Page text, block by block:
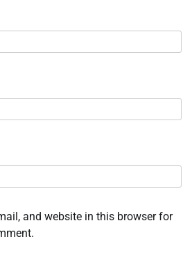
and website in this browser for